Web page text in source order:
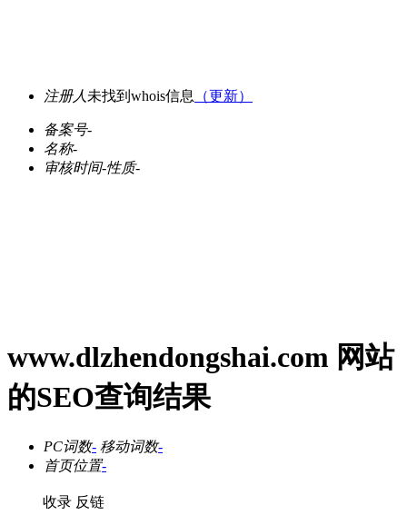
注册人 未找到whois信息 （更新）
备案号-
名称-
审核时间-性质-
www.dlzhendongshai.com 网站
的SEO查询结果
PC词数- 移动词数-
首页位置-
收录 反链